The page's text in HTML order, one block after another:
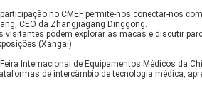
no CMEF permite-nos conectar-nos
CEO da Zhangjiagang Dinggong.
visitantes podem explorar as macas e discutir
(Xangai).
Internacional de Equipamentos Médicos da
de intercâmbio de tecnologia médica,